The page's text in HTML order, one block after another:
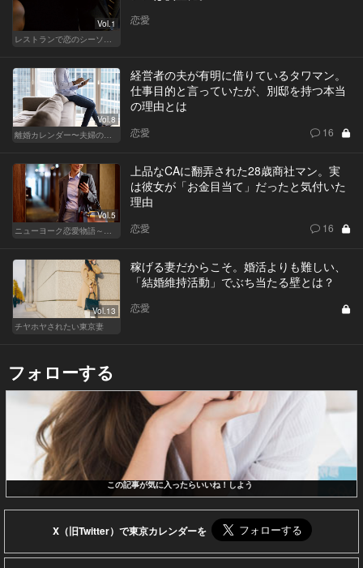
Vol.1
恋愛
Vol.8
経営者の夫が有明に借りているタワマン。
仕事目的と言っていたが、別邸を持つ本当
の理由とは
恋愛 16
Vol.5
上品なCAに翻弄された28歳商社マン。実
は彼女が「お金目当て」だったと気付いた
理由
恋愛 16
Vol.13
チヤホヤされたい東京妻
稼げる妻だからこそ。婚活よりも難しい、
「結婚維持活動」でぶち当たる壁とは？
恋愛
フォローする
この記事が気に入ったらいいね！しよう
X（旧Twitter）で東京カレンダーを